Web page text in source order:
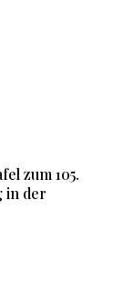
zum 105.
in der